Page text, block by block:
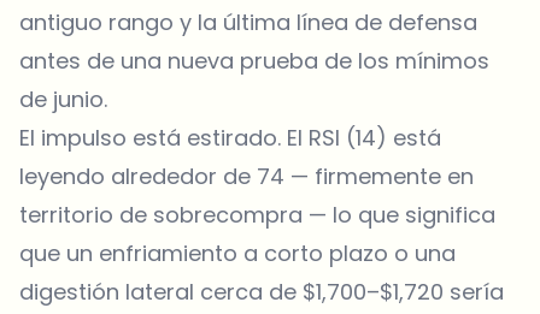
antiguo rango y la última línea de defensa
antes de una nueva prueba de los mínimos
de junio.
El impulso está estirado. El RSI (14) está
leyendo alrededor de 74 — firmemente en
territorio de sobrecompra — lo que significa
que un enfriamiento a corto plazo o una
digestión lateral cerca de $1,700–$1,720 sería